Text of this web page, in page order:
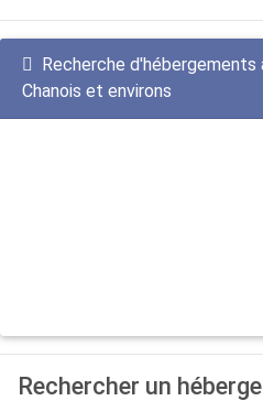
Recherche d'hébergements
Chanois et environs
Rechercher un